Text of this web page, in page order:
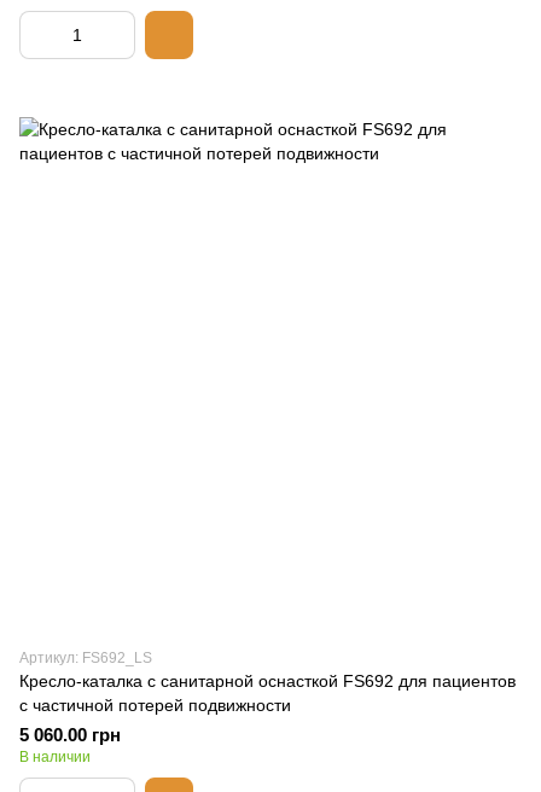
Артикул: FS692_LS
Кресло-каталка с санитарной оснасткой FS692 для пациентов
с частичной потерей подвижности
5 060.00 грн
В наличии